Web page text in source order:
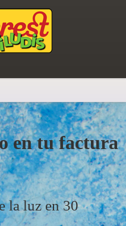
en tu factura
la luz en 30